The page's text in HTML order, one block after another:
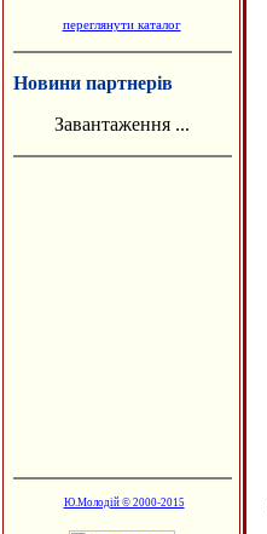
переглянути каталог
Новини партнерів
Завантаження ...
Ю.Молодій © 2000-2015